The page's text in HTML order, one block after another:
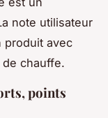
note utilisateur
produit avec
chauffe.
points